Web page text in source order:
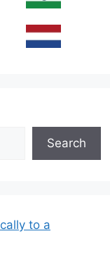
Search
to a